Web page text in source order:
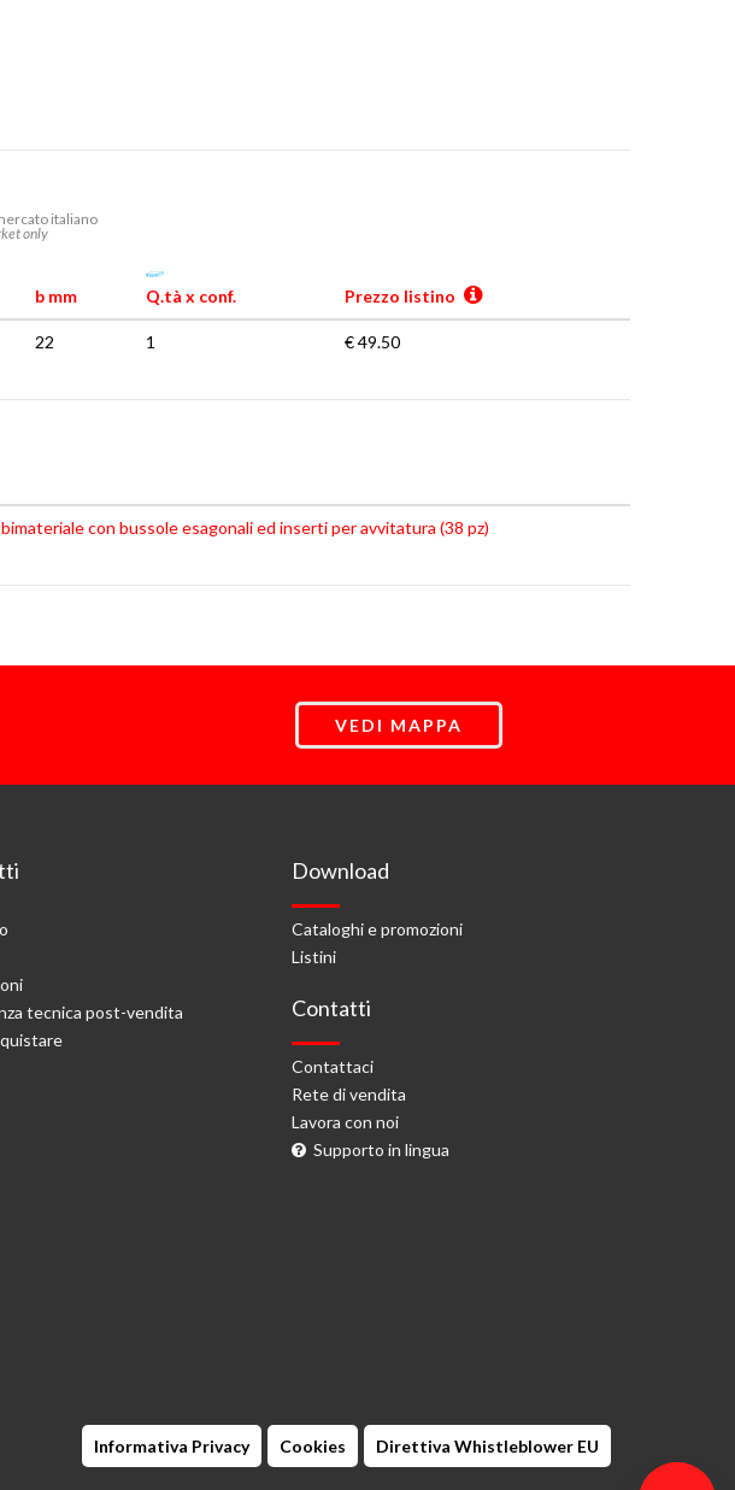
italiano
only
b mm Q.tà x conf. Prezzo listino
22 1 € 49.50
con bussole esagonali ed inserti per avvitatura (38 pz)
VEDI MAPPA
tecnica post-vendita
Download
Cataloghi e promozioni
Listini
Contatti
Contattaci
Rete di vendita
Lavora con noi
Supporto in lingua
Informativa Privacy Cookies Direttiva Whistleblower EU